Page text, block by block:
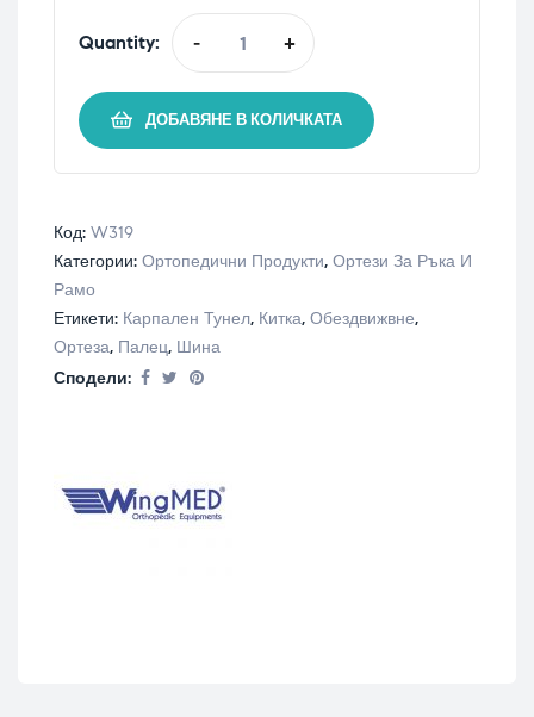
Quantity: - +
ДОБАВЯНЕ В КОЛИЧКАТА
Код: W319
Категории: Ортопедични Продукти, Ортези За Ръка И
Рамо
Етикети: Карпален Тунел, Китка, Обездвижвне,
Ортеза, Палец, Шина
Сподели: